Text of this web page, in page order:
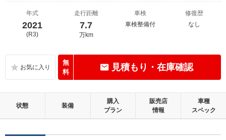
年式
2021
(R3)
走行距離
7.7
万km
車検
車検整備付
修復歴
なし
無
料
見積もり・在庫確認
状態 装備
購入
プラン
販売店
情報
車種
スペック